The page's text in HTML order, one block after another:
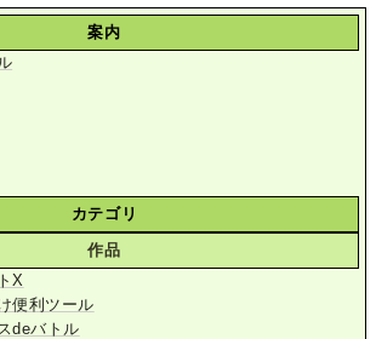
案内
カテゴリ
作品
X
便利ツール
deバトル